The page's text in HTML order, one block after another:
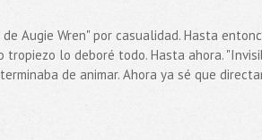
Augie Wren" por casualidad. Hasta
tropiezo lo deboré todo. Hasta ahora.
de animar. Ahora ya sé que